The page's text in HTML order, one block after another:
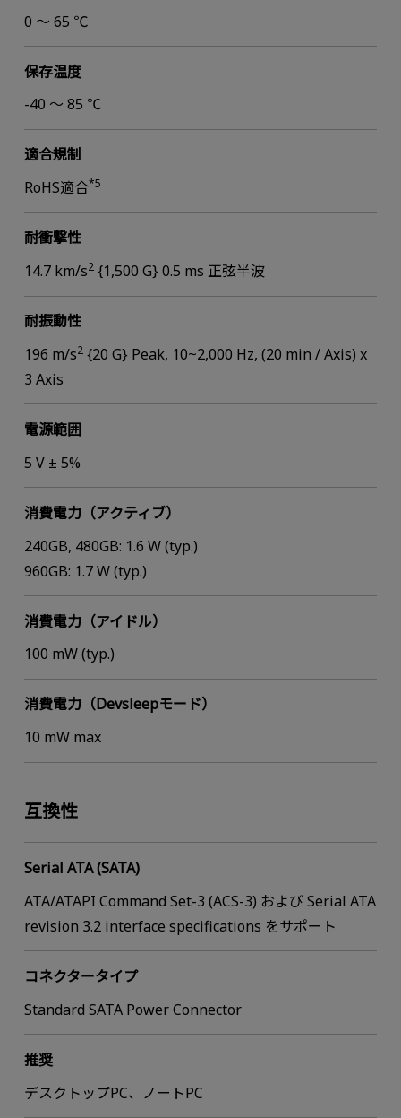
0 ～ 65 ℃
保存温度
-40 ～ 85 ℃
適合規制
RoHS適合*5
耐衝撃性
14.7 km/s2{1,500 G} 0.5 ms 正弦半波
耐振動性
196 m/s2{20 G} Peak, 10~2,000 Hz, (20 min / Axis) x
3 Axis
電源範囲
5 V ± 5%
消費電力（アクティブ）
240GB, 480GB: 1.6 W (typ.)
960GB: 1.7 W (typ.)
消費電力（アイドル）
100 mW (typ.)
消費電力（Devsleepモード）
10 mW max
互換性
Serial ATA (SATA)
ATA/ATAPI Command Set-3 (ACS-3) および Serial ATA
revision 3.2 interface specifications をサポート
コネクタータイプ
Standard SATA Power Connector
推奨
デスクトップPC、ノートPC